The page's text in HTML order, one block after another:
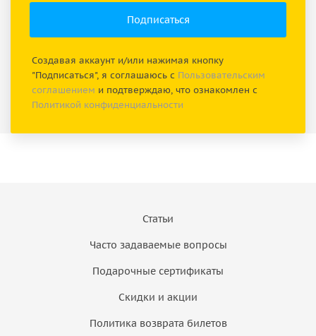
Создавая аккаунт и/или нажимая кнопку
"Подписаться", я соглашаюсь с Пользовательским
соглашением и подтверждаю, что ознакомлен с
Политикой конфиденциальности
Статьи
Часто задаваемые вопросы
Подарочные сертификаты
Скидки и акции
Политика возврата билетов